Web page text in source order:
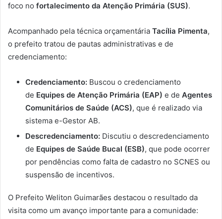
foco no fortalecimento da Atenção Primária (SUS).
Acompanhado pela técnica orçamentária Tacília Pimenta,
o prefeito tratou de pautas administrativas e de
credenciamento:
Credenciamento: Buscou o credenciamento
de Equipes de Atenção Primária (EAP) e de Agentes
Comunitários de Saúde (ACS), que é realizado via
sistema e-Gestor AB.
Descredenciamento: Discutiu o descredenciamento
de Equipes de Saúde Bucal (ESB), que pode ocorrer
por pendências como falta de cadastro no SCNES ou
suspensão de incentivos.
O Prefeito Weliton Guimarães destacou o resultado da
visita como um avanço importante para a comunidade: